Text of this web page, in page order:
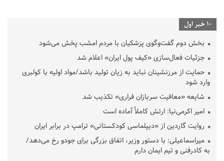
10 خبر اول
بخش دوم گفت‌وگوی پزشکیان با مردم امشب پخش می‌شود
جزئیات فعال‌سازی «کیف پول ایران» اعلام شد
حمایت از مرزنشینان نباید به زیان تولید باشد/مواد اولیه با کولبری
وارد شود
شایعه «معافیت سربازان فراری» تکذیب شد
امیر اکرمی‌نیا: ارتش کاملاً آماده است
روایت گاردین از «دیپلماسی کودکستانی» ترامپ در برابر ایران
میراسماعیلی: با دستور وزیر، اتفاق بزرگی برای جودو رخ می‌دهد/
به کادرفنی و تیم ایمان دارم